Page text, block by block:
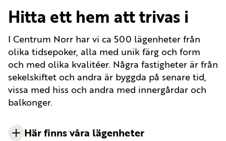
Hitta ett hem att trivas i
I Centrum Norr har vi ca 500 lägenheter från
olika tidsepoker, alla med unik färg och form
och med olika kvalitéer. Några fastigheter är från
sekelskiftet och andra är byggda på senare tid,
vissa med hiss och andra med innergårdar och
balkonger.
Här finns våra lägenheter